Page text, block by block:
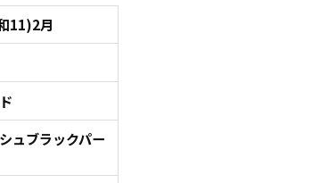
11)2月
ュブラックパー